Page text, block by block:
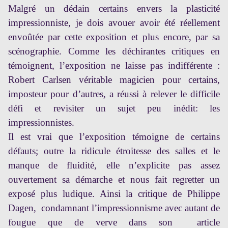
Malgré un dédain certains envers la plasticité
impressionniste, je dois avouer avoir été réellement
envoûtée par cette exposition et plus encore, par sa
scénographie. Comme les déchirantes critiques en
témoignent, l’exposition ne laisse pas indifférente :
Robert Carlsen véritable magicien pour certains,
imposteur pour d’autres, a réussi à relever le difficile
défi et revisiter un sujet peu inédit: les
impressionnistes.
Il est vrai que l’exposition témoigne de certains
défauts; outre la ridicule étroitesse des salles et le
manque de fluidité, elle n’explicite pas assez
ouvertement sa démarche et nous fait regretter un
exposé plus ludique. Ainsi la critique de Philippe
Dagen, condamnant l’impressionnisme avec autant de
fougue que de verve dans son article